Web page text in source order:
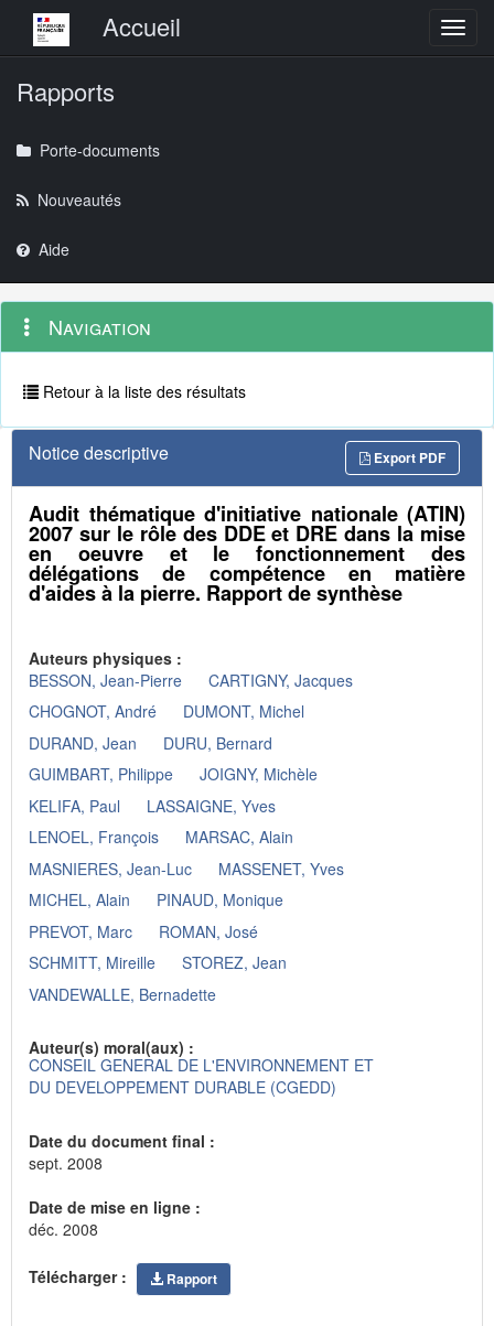
Menu principalAccueil
Rapports
Porte-documents
Nouveautés
Aide
Navigation
outils
Menu
contextuel
Navigation
Retour à la liste des résultats
Notice descriptive Export PDF
Audit thématique d'initiative nationale (ATIN)
2007 sur le rôle des DDE et DRE dans la mise
en oeuvre et le fonctionnement des
délégations de compétence en matière
d'aides à la pierre. Rapport de synthèse
Auteurs physiques :
BESSON, Jean-Pierre
CARTIGNY, Jacques
CHOGNOT, André
DUMONT, Michel
DURAND, Jean
DURU, Bernard
GUIMBART, Philippe
JOIGNY, Michèle
KELIFA, Paul
LASSAIGNE, Yves
LENOEL, François
MARSAC, Alain
MASNIERES, Jean-Luc
MASSENET, Yves
MICHEL, Alain
PINAUD, Monique
PREVOT, Marc
ROMAN, José
SCHMITT, Mireille
STOREZ, Jean
VANDEWALLE, Bernadette
Auteur(s) moral(aux) :
CONSEIL GENERAL DE L'ENVIRONNEMENT ET
DU DEVELOPPEMENT DURABLE (CGEDD)
Date du document final :
sept. 2008
Date de mise en ligne :
déc. 2008
Télécharger : Rapport